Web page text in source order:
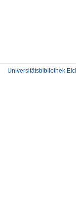
Universitätsbibliothek